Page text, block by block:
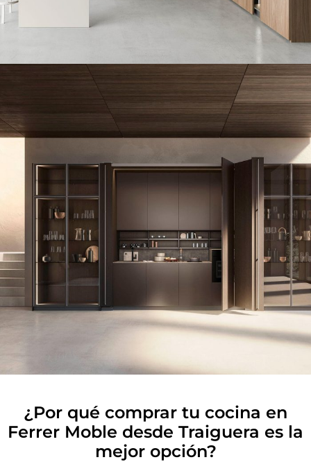
¿Por qué comprar tu cocina en
Ferrer Moble desde Traiguera es la
mejor opción?